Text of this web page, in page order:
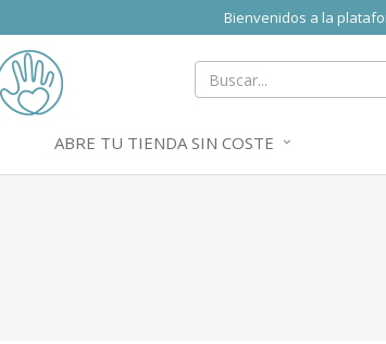
Bienvenidos a la
ABRE TU TIENDA SIN COSTE